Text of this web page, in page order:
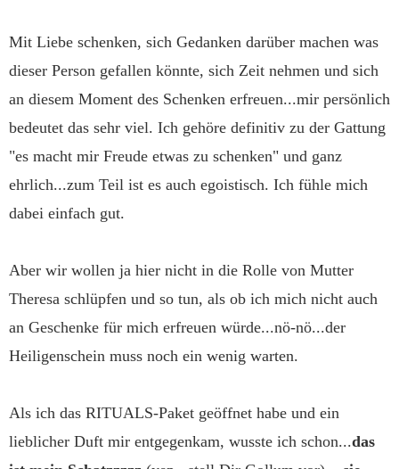
Mit Liebe schenken, sich Gedanken darüber machen was
dieser Person gefallen könnte, sich Zeit nehmen und sich
an diesem Moment des Schenken erfreuen...mir persönlich
bedeutet das sehr viel. Ich gehöre definitiv zu der Gattung
"es macht mir Freude etwas zu schenken" und ganz
ehrlich...zum Teil ist es auch egoistisch. Ich fühle mich
dabei einfach gut.
Aber wir wollen ja hier nicht in die Rolle von Mutter
Theresa schlüpfen und so tun, als ob ich mich nicht auch
an Geschenke für mich erfreuen würde...nö-nö...der
Heiligenschein muss noch ein wenig warten.
Als ich das RITUALS-Paket geöffnet habe und ein
lieblicher Duft mir entgegenkam, wusste ich schon...das